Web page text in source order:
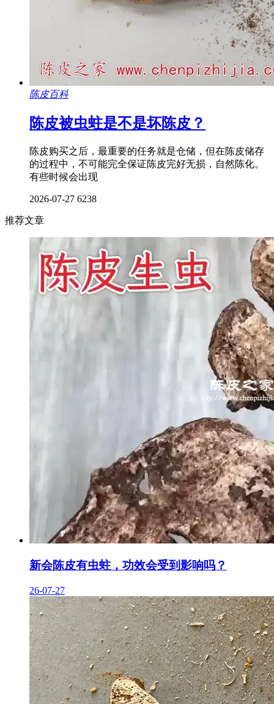
陈皮百科
陈皮被虫蛀是不是坏陈皮？
陈皮购买之后，最重要的任务就是仓储，但在陈皮储存
的过程中，不可能完全保证陈皮完好无损，自然陈化。
有些时候会出现
2026-07-27 6238
推荐文章
新会陈皮有虫蛀，功效会受到影响吗？
26-07-27